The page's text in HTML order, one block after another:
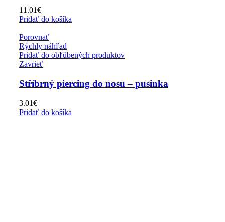
11.01€
Pridať do košíka
Porovnať
Rýchly náhľad
Pridať do obľúbených produktov
Zavrieť
Stříbrný piercing do nosu – pusinka
3.01€
Pridať do košíka